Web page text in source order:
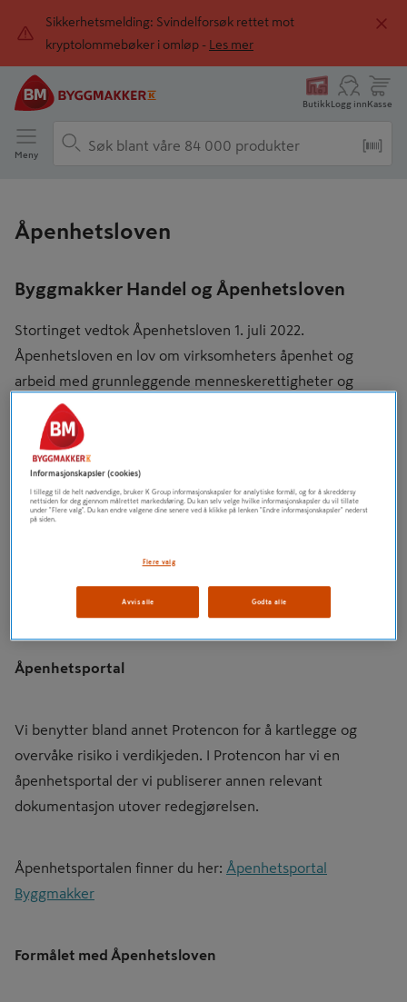
Sikkerhetsmelding: Svindelforsøk rettet mot
kryptolommebøker i omløp -
Les mer
ButikkLogg innKasse
Meny
Åpenhetsloven
Byggmakker Handel og Åpenhetsloven
Stortinget vedtok Åpenhetsloven 1. juli 2022.
Åpenhetsloven en lov om virksomheters åpenhet og
arbeid med grunnleggende menneskerettigheter og
anstendige arbeidsforhold.
Redegjørelse
ledelse og styret.
Åpenhetsportal
Vi benytter bland annet Protencon for å kartlegge og
overvåke risiko i verdikjeden. I Protencon har vi en
åpenhetsportal der vi publiserer annen relevant
dokumentasjon utover redegjørelsen.
Åpenhetsportalen finner du her: Åpenhetsportal
Byggmakker
Formålet med Åpenhetsloven
Informasjonskapsler (cookies)
I tillegg til de helt nødvendige, bruker K Group informasjonskapsler for analytiske formål, og for å skreddersy
nettsiden for deg gjennom målrettet markedsføring. Du kan selv velge hvilke informasjonskapsler du vil tillate
under "Flere valg". Du kan endre valgene dine senere ved å klikke på lenken "Endre informasjonskapsler" nederst
på siden.
Flere valg
Avvis alle Godta alle